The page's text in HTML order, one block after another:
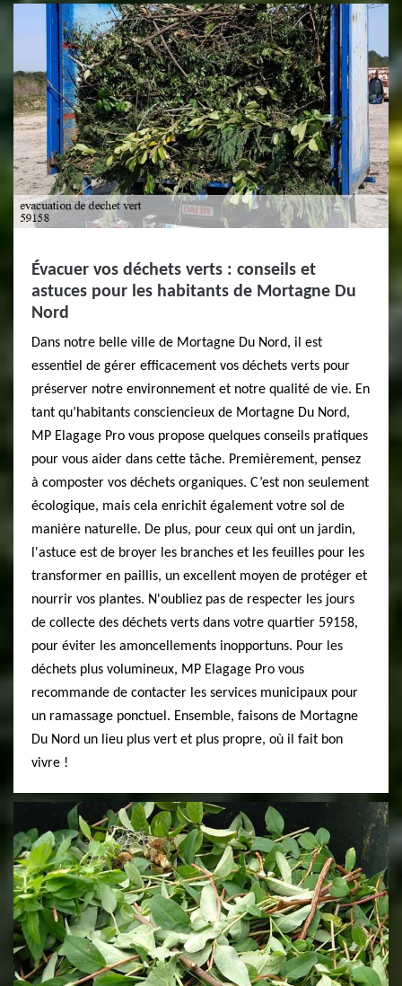
Évacuer vos déchets verts : conseils et
astuces pour les habitants de Mortagne Du
Nord
Dans notre belle ville de Mortagne Du Nord, il est
essentiel de gérer efficacement vos déchets verts pour
préserver notre environnement et notre qualité de vie. En
tant qu’habitants consciencieux de Mortagne Du Nord,
MP Elagage Pro vous propose quelques conseils pratiques
pour vous aider dans cette tâche. Premièrement, pensez
à composter vos déchets organiques. C’est non seulement
écologique, mais cela enrichit également votre sol de
manière naturelle. De plus, pour ceux qui ont un jardin,
l'astuce est de broyer les branches et les feuilles pour les
transformer en paillis, un excellent moyen de protéger et
nourrir vos plantes. N'oubliez pas de respecter les jours
de collecte des déchets verts dans votre quartier 59158,
pour éviter les amoncellements inopportuns. Pour les
déchets plus volumineux, MP Elagage Pro vous
recommande de contacter les services municipaux pour
un ramassage ponctuel. Ensemble, faisons de Mortagne
Du Nord un lieu plus vert et plus propre, où il fait bon
vivre !